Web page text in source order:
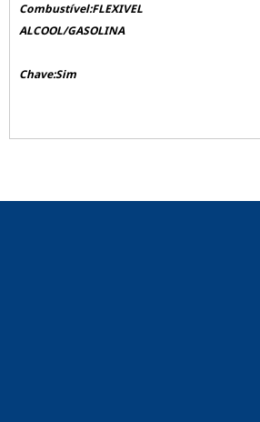
Combustível:FLEXIVEL
ALCOOL/GASOLINA
Chave:Sim